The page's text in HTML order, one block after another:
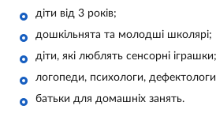
діти від 3 років;
дошкільнята та молодші школярі;
діти, які люблять сенсорні іграшки;
логопеди, психологи,
батьки для домашніх занять.